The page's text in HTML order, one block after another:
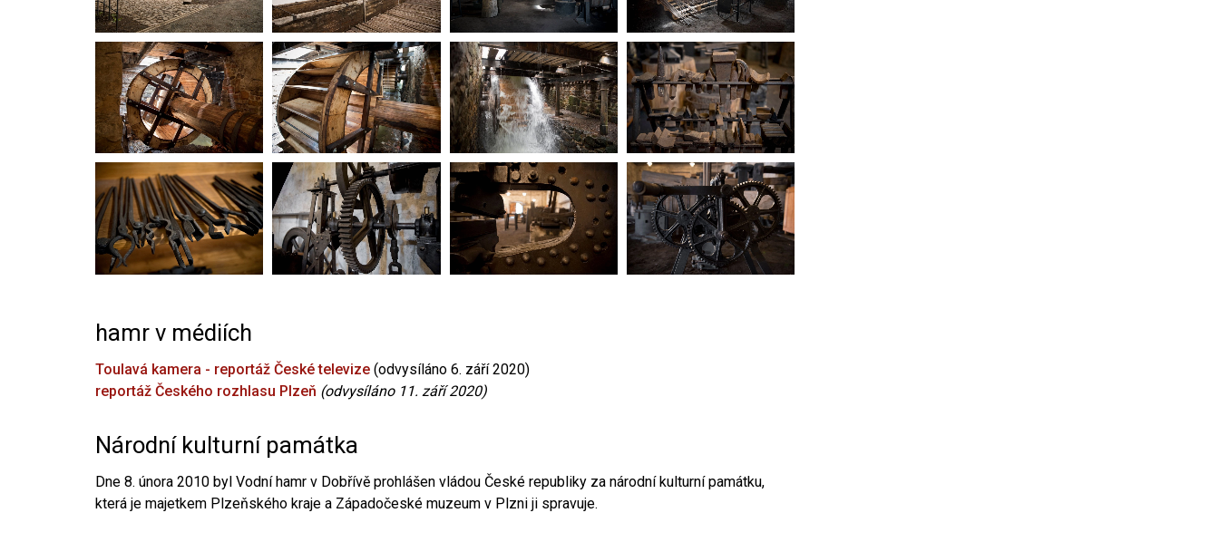
hamr v médiích
Toulavá kamera - reportáž České televize (odvysíláno 6. září 2020)
reportáž Českého rozhlasu Plzeň (odvysíláno 11. září 2020)
Národní kulturní památka
Dne 8. února 2010 byl Vodní hamr v Dobřívě prohlášen vládou České republiky za národní kulturní památku,
která je majetkem Plzeňského kraje a Západočeské muzeum v Plzni ji spravuje.